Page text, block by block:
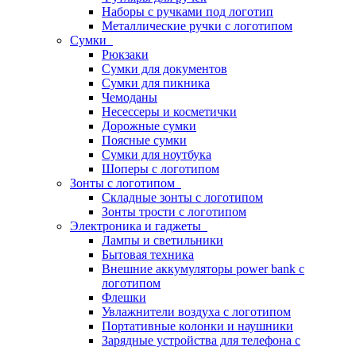
Наборы с ручками под логотип
Металлические ручки с логотипом
Сумки
Рюкзаки
Сумки для документов
Сумки для пикника
Чемоданы
Несессеры и косметички
Дорожные сумки
Поясные сумки
Сумки для ноутбука
Шоперы с логотипом
Зонты с логотипом
Складные зонты с логотипом
Зонты трости с логотипом
Электроника и гаджеты
Лампы и светильники
Бытовая техника
Внешние аккумуляторы power bank с
логотипом
Флешки
Увлажнители воздуха с логотипом
Портативные колонки и наушники
Зарядные устройства для телефона с